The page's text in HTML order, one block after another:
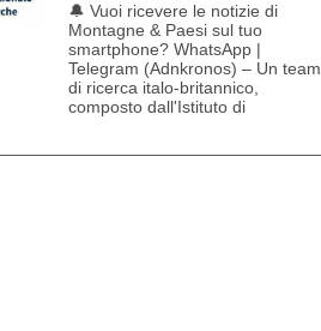
🔔 Vuoi ricevere le notizie di
Montagne & Paesi sul tuo
smartphone? WhatsApp |
Telegram (Adnkronos) – Un team
di ricerca italo-britannico,
composto dall'Istituto di